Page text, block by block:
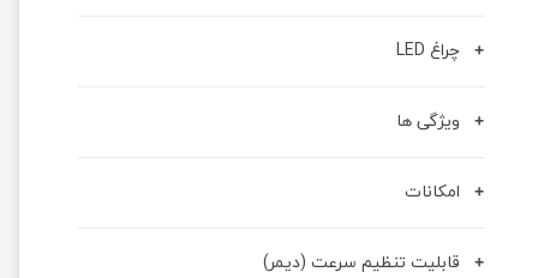
چراغ LED
ویژگی ها
امکانات
قابلیت تنظيم سرعت (دیمر)